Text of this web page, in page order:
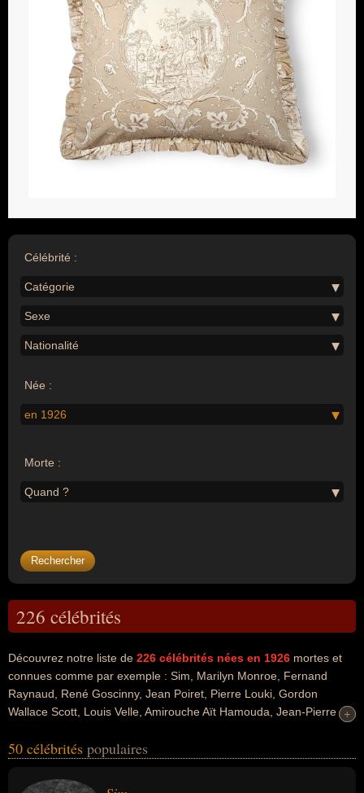
Célébrité :
Catégorie
Sexe
Nationalité
Née :
en 1926
Morte :
Quand ?
226 célébrités
Découvrez notre liste de 226 célébrités nées en 1926 mortes et
connues comme par exemple : Sim, Marilyn Monroe, Fernand
Raynaud, René Goscinny, Jean Poiret, Pierre Louki, Gordon
Wallace Scott, Louis Velle, Amirouche Aït Hamouda, Jean-Pierre
domaines de l'art, du cinéma, de l'humour, de la littérature, de la
l'animation, de la bande dessinée, du dessin-animé, de variétés, de
+
+
50 célébrités populaires